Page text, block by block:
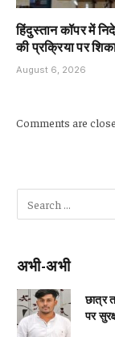
हिंदुस्तान कॉपर में
की प्रक्रिया पर
August 6, 2026
Comments are
अभी-अभी
छात्र
पर